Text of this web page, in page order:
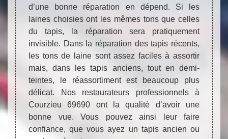
d’une bonne réparation en dépend. Si les
laines choisies ont les mêmes tons que celles
du tapis, la réparation sera pratiquement
invisible. Dans la réparation des tapis récents,
les tons de laine sont assez faciles à assortir
mais, dans les tapis anciens, tout en demi-
teintes, le réassortiment est beaucoup plus
délicat. Nos restaurateurs professionnels à
Courzieu 69690 ont la qualité d’avoir une
bonne vue. Vous pouvez ainsi leur faire
confiance, que vous ayez un tapis ancien ou